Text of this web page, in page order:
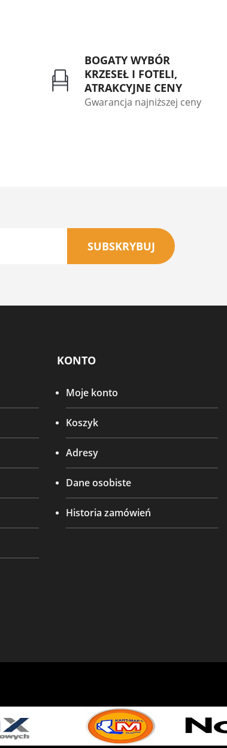
BOGATY WYBÓR
KRZESEŁ I FOTELI,
ATRAKCYJNE CENY
Gwarancja najniższej ceny
SUBSKRYBUJ
KONTO
Moje konto
Koszyk
Adresy
Dane osobiste
Historia zamówień